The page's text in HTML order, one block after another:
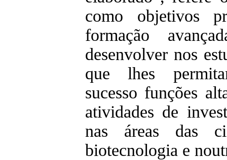
como objetivos
formação
desenvolver nos
que lhes
sucesso funções
atividades de
nas áreas das
biotecnologia e